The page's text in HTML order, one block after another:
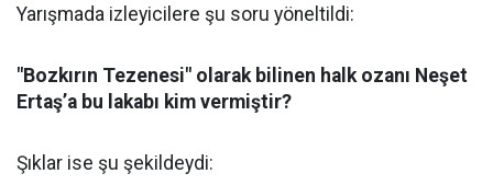
Yarışmada izleyicilere şu soru yöneltildi:
"Bozkırın Tezenesi" olarak bilinen halk ozanı Neşet
Ertaş’a bu lakabı kim vermiştir?
Şıklar ise şu şekildeydi: